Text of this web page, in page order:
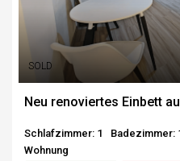
SOLD
Neu renoviertes Einbett
Schlafzimmer: 1 Badezimmer:
Wohnung